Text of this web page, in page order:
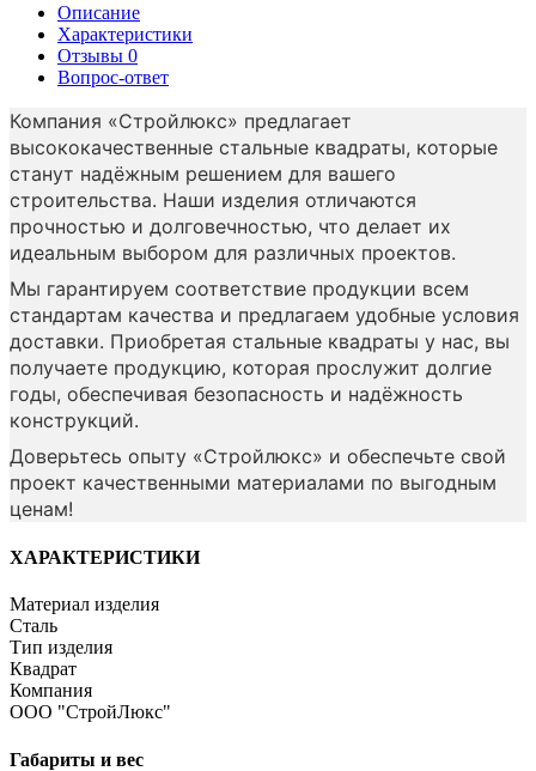
Описание
Характеристики
Отзывы 0
Вопрос-ответ
Компания «Стройлюкс» предлагает
высококачественные стальные квадраты, которые
станут надёжным решением для вашего
строительства. Наши изделия отличаются
прочностью и долговечностью, что делает их
идеальным выбором для различных проектов.
Мы гарантируем соответствие продукции всем
стандартам качества и предлагаем удобные условия
доставки. Приобретая стальные квадраты у нас, вы
получаете продукцию, которая прослужит долгие
годы, обеспечивая безопасность и надёжность
конструкций.
Доверьтесь опыту «Стройлюкс» и обеспечьте свой
проект качественными материалами по выгодным
ценам!
ХАРАКТЕРИСТИКИ
Материал изделия
Сталь
Тип изделия
Квадрат
Компания
ООО "СтройЛюкс"
Габариты и вес